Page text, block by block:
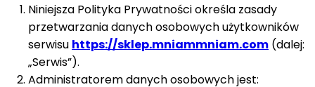
Niniejsza Polityka Prywatności określa zasady
przetwarzania danych osobowych użytkowników
serwisu https://sklep.mniammniam.com (dalej:
„Serwis”).
Administratorem danych osobowych jest: